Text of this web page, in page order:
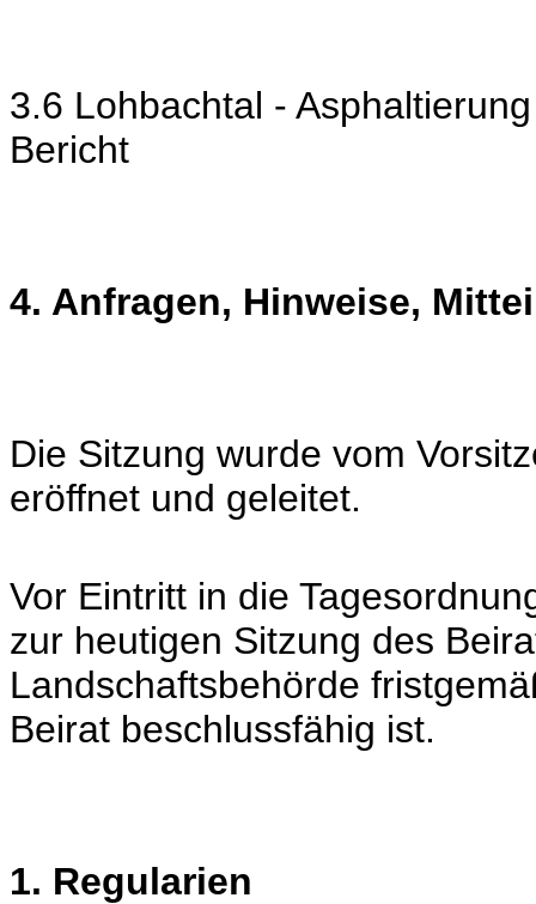
3.6 Lohbachtal -
Bericht
4. Anfragen, Hinweise,
Die Sitzung wurde vom
eröffnet und geleitet.
Vor Eintritt in die
zur heutigen Sitzung des
Landschaftsbehörde
Beirat beschlussfähig ist.
1. Regularien